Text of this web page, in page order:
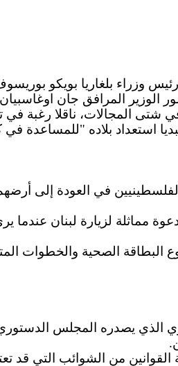
رئيس وزراء بلغاريا
الوزير المرافق جان
المجالات، ناقلا رغبة في
استعداد بلاده "للمساعدة
في العودة إلى
مماثلة لزيارة لبنان عندما
الصحية والخطوات
يصدره المجلس
من الشوائب التي قد